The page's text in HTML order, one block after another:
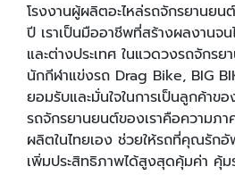
โรงงานผู้ผลิตอะไหล่รถจักรยานย
ปี เราเป็นมืออาชีพที่สร้างผลงานจ
และต่างประเทศ ในแวดวงรถจักร
นักกีฬาแข่งรถ Drag Bike, BIG
ยอมรับและมั่นใจในการเป็นลูกค้าข
รถจักรยานยนต์ของเราคือความภา
ผลิตในไทยเอง ช่วยให้รถที่คุณรักอั
เพิ่มประสิทธิภาพได้สูงสุดคุ้มค่า คุ้ม